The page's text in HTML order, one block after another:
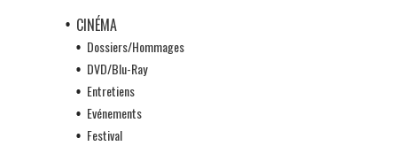
CINÉMA
Dossiers/Hommages
DVD/Blu-Ray
Entretiens
Evénements
Festival